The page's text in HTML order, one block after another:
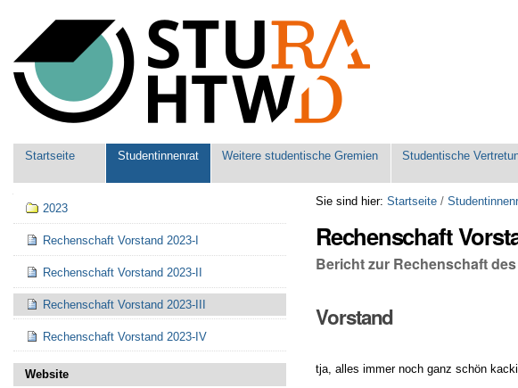
Werkzeuge
Sektionen
Startseite Studentinnenrat Weitere studentische Gremien Studentische
Sie sind hier: Startseite /
Rechenschaft
Bericht zur Rechenschaft
Vorstand
tja, alles immer noch ganz schön
Navigation
2023
Rechenschaft Vorstand 2023-I
Rechenschaft Vorstand 2023-II
Rechenschaft Vorstand 2023-III
Rechenschaft Vorstand 2023-IV
Website